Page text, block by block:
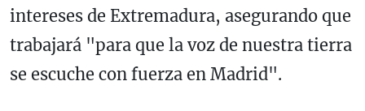
intereses de Extremadura, asegurando que
trabajará "para que la voz de nuestra tierra
se escuche con fuerza en Madrid".